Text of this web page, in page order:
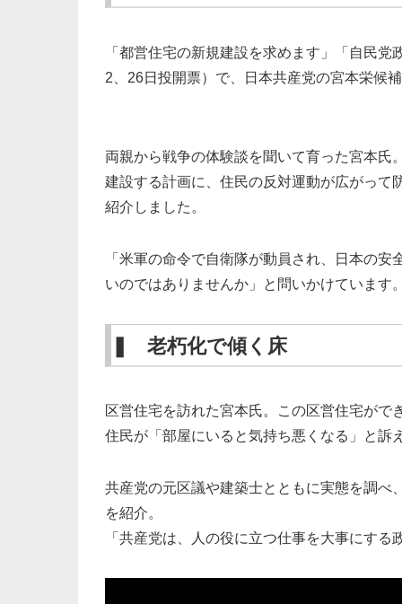
「都営住宅の新規建設を求めます」「自民
2、26日投開票）で、日本共産党の宮本栄候
両親から戦争の体験談を聞いて育った宮本
建設する計画に、住民の反対運動が広がって
紹介しました。
「米軍の命令で自衛隊が動員され、日本の
いのではありませんか」と問いかけています
❚ 老朽化で傾く床
区営住宅を訪れた宮本氏。この区営住宅が
住民が「部屋にいると気持ち悪くなる」と訴
共産党の元区議や建築士とともに実態を調べ
を紹介。
「共産党は、人の役に立つ仕事を大事にす